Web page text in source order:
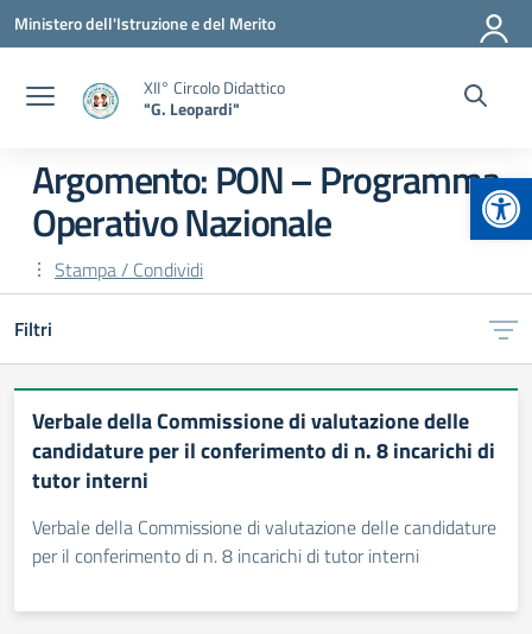
Vai ai contenuti
Vai al menu di navigazione
Vai al footer
Ministero dell'Istruzione e del Merito
XII° Circolo Didattico
"G. Leopardi"
Argomento: PON – Programma
Operativo Nazionale
Stampa / Condividi
Filtri
Verbale della Commissione di valutazione delle
candidature per il conferimento di n. 8 incarichi di
tutor interni
Verbale della Commissione di valutazione delle candidature
per il conferimento di n. 8 incarichi di tutor interni